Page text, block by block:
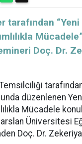
tarafından “Yeni
Doç. Dr.
düzenlenen Yeni
Mücadele
Üniversitesi
Doç. Dr.